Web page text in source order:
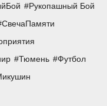
Рукопашный Бой
СвечаПамяти
Тюмень
Футбол